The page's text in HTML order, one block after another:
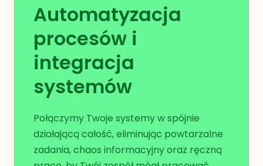
Automatyzacja
procesów i
integracja
systemów
Połączymy Twoje systemy w spójnie
działającą całość, eliminując powtarzalne
zadania, chaos informacyjny oraz ręczną